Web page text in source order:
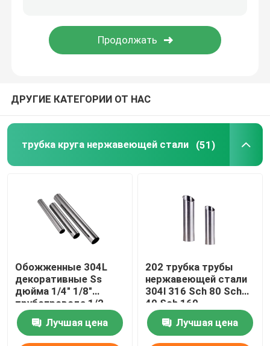
Гальванизированная стальная трубка
Катушка углерода стальная
ДРУГИЕ КАТЕГОРИИ ОТ НАС
трубка круга нержавеющей стали (51)
Обожженные 304L
декоративные Ss
дюйма 1/4" 1/8"
трубопровода 1/2
нержавеющей стали
201 304 пускают круг
по трубам
Лучшая цена
202 трубка трубы
нержавеющей стали
304l 316 Sch 80 Sch
40 Sch 160
отполированная
Лучшая цена